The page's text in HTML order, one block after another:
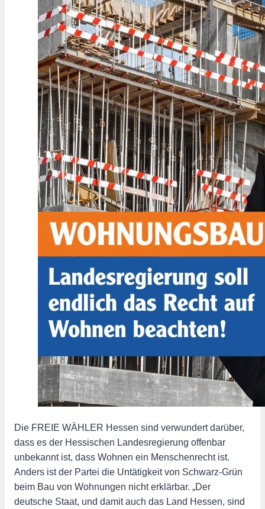
Die FREIE WÄHLER Hessen sind verwundert darüber,
dass es der Hessischen Landesregierung offenbar
unbekannt ist, dass Wohnen ein Menschenrecht ist.
Anders ist der Partei die Untätigkeit von Schwarz-Grün
beim Bau von Wohnungen nicht erklärbar. „Der
deutsche Staat, und damit auch das Land Hessen, sind